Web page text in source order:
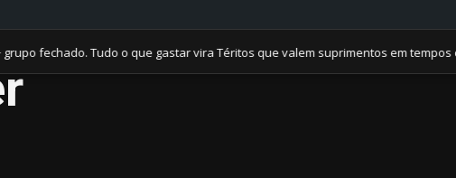
fechado. Tudo o que gastar vira Téritos que valem suprimentos em tempos